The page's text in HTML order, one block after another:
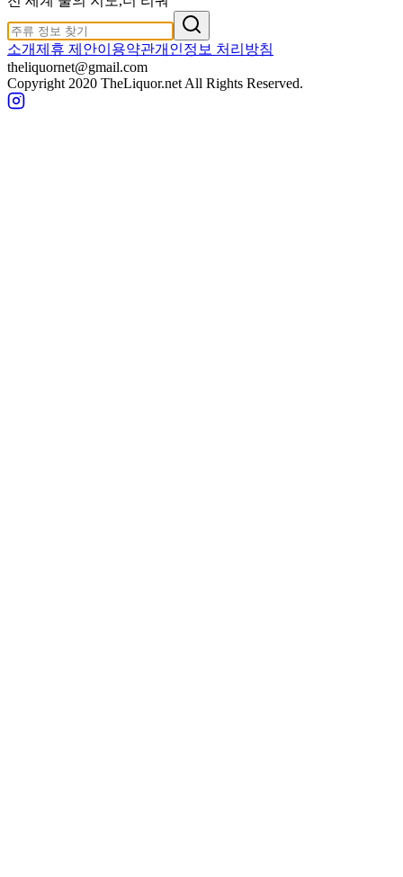
소개제휴 제안이용약관개인정보 처리방침
theliquornet@gmail.com
Copyright 2020 TheLiquor.net All Rights Reserved.